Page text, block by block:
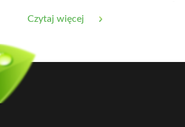
Czytaj więcej